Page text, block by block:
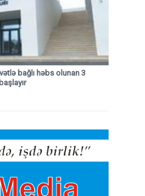
bağlı həbs olunan 3